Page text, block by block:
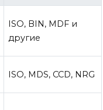
ISO, BIN, MDF и
другие
ISO, MDS, CCD, NRG